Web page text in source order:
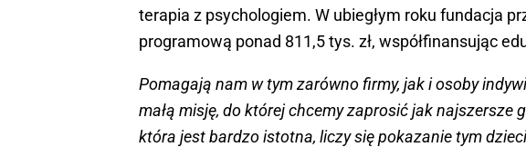
terapia z psychologiem. W ubiegłym roku fundacja
programową ponad 811,5 tys. zł, współfinansując
Pomagają nam w tym zarówno firmy, jak i osoby
małą misję, do której chcemy zaprosić jak najszersze
która jest bardzo istotna, liczy się pokazanie tym